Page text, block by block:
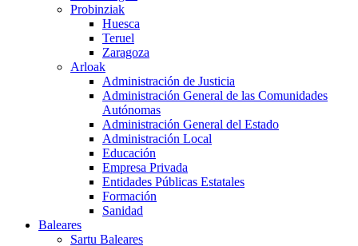
Probinziak
Huesca
Teruel
Zaragoza
Arloak
Administración de Justicia
Administración General de las Comunidades
Autónomas
Administración General del Estado
Administración Local
Educación
Empresa Privada
Entidades Públicas Estatales
Formación
Sanidad
Baleares
Sartu Baleares